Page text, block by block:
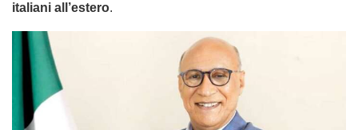
italiani all’estero.